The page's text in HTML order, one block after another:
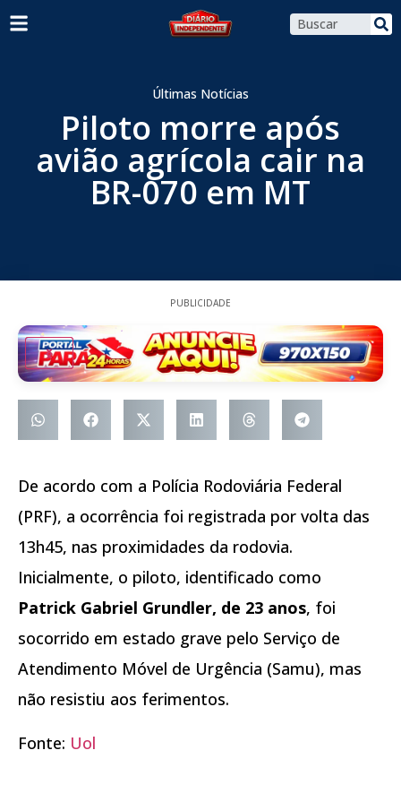
Últimas Notícias
Piloto morre após
avião agrícola cair na
BR-070 em MT
PUBLICIDADE
De acordo com a Polícia Rodoviária Federal
(PRF), a ocorrência foi registrada por volta das
13h45, nas proximidades da rodovia.
Inicialmente, o piloto, identificado como
Patrick Gabriel Grundler, de 23 anos, foi
socorrido em estado grave pelo Serviço de
Atendimento Móvel de Urgência (Samu), mas
não resistiu aos ferimentos.
Fonte: Uol